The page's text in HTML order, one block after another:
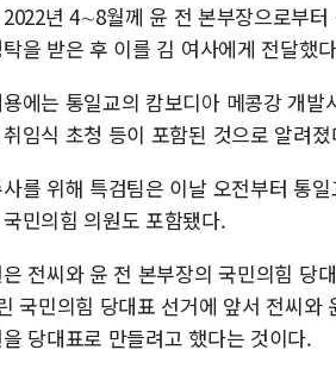
년 4∼8월께 윤 전 본부장으로부
을 받은 후 이를 김 여사에게 전달했
에는 통일교의 캄보디아 메콩강 개
임식 초청 등이 포함된 것으로 알려졌
를 위해 특검팀은 이날 오전부터 통
민의힘 의원도 포함됐다.
전씨와 윤 전 본부장의 국민의힘 당
국민의힘 당대표 선거에 앞서 전씨
당대표로 만들려고 했다는 것이다.